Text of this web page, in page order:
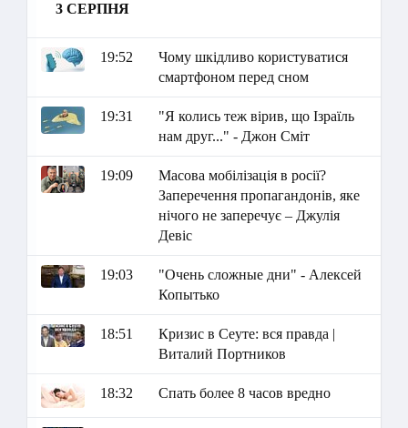
3 СЕРПНЯ
19:52
Чому шкідливо користуватися
смартфоном перед сном
19:31
"Я колись теж вірив, що Ізраїль
нам друг..." - Джон Сміт
19:09
Масова мобілізація в росії?
Заперечення пропагандонів, яке
нічого не заперечує – Джулія
Девіс
19:03
"Очень сложные дни" - Алексей
Копытько
18:51
Кризис в Сеуте: вся правда |
Виталий Портников
18:32 Спать более 8 часов вредно